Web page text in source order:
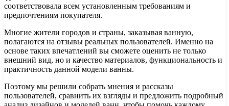
соответствовала всем установленным требованиям и
предпочтениям покупателя.
Многие жители городов и страны, заказывая ванную,
полагаются на отзывы реальных пользователей. Именно на
основе таких впечатлений вы сможете оценить не только
внешний вид, но и качество материалов, функциональность и
практичность данной модели ванны.
Поэтому мы решили собрать мнения и рассказы
пользователей, сравнить их взгляды и предложить подробный